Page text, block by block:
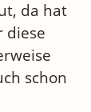
da hat
diese
schon